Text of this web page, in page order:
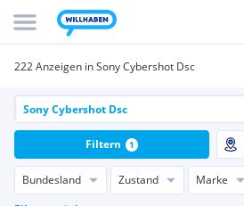
222 Anzeigen in Sony Cybershot Dsc
Bundesland Zustand Marke
Filtern 1